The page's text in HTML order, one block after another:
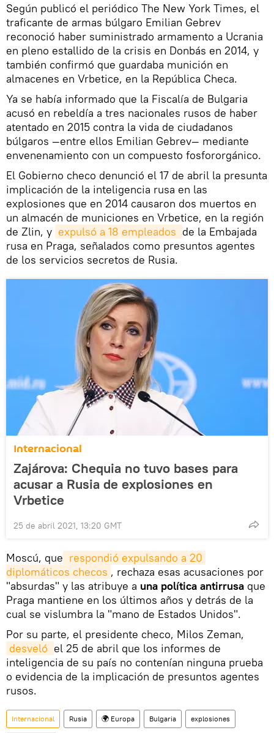
Según publicó el periódico The New York Times, el
traficante de armas búlgaro Emilian Gebrev
reconoció haber suministrado armamento a Ucrania
en pleno estallido de la crisis en Donbás en 2014, y
también confirmó que guardaba munición en
almacenes en Vrbetice, en la República Checa.
Ya se había informado que la Fiscalía de Bulgaria
acusó en rebeldía a tres nacionales rusos de haber
atentado en 2015 contra la vida de ciudadanos
búlgaros —entre ellos Emilian Gebrev— mediante
envenenamiento con un compuesto fosfororgánico.
El Gobierno checo denunció el 17 de abril la presunta
implicación de la inteligencia rusa en las
explosiones que en 2014 causaron dos muertos en
un almacén de municiones en Vrbetice, en la región
de Zlin, y expulsó a 18 empleados de la Embajada
rusa en Praga, señalados como presuntos agentes
de los servicios secretos de Rusia.
Internacional
Zajárova: Chequia no tuvo bases para
acusar a Rusia de explosiones en
Vrbetice
25 de abril 2021, 13:20 GMT
Moscú, que respondió expulsando a 20
diplomáticos checos , rechaza esas acusaciones por
"absurdas" y las atribuye a una política antirrusa que
Praga mantiene en los últimos años y detrás de la
cual se vislumbra la "mano de Estados Unidos".
Por su parte, el presidente checo, Milos Zeman,
desveló el 25 de abril que los informes de
inteligencia de su país no contenían ninguna prueba
o evidencia de la implicación de presuntos agentes
rusos.
Internacional Rusia 🌍 Europa Bulgaria explosiones